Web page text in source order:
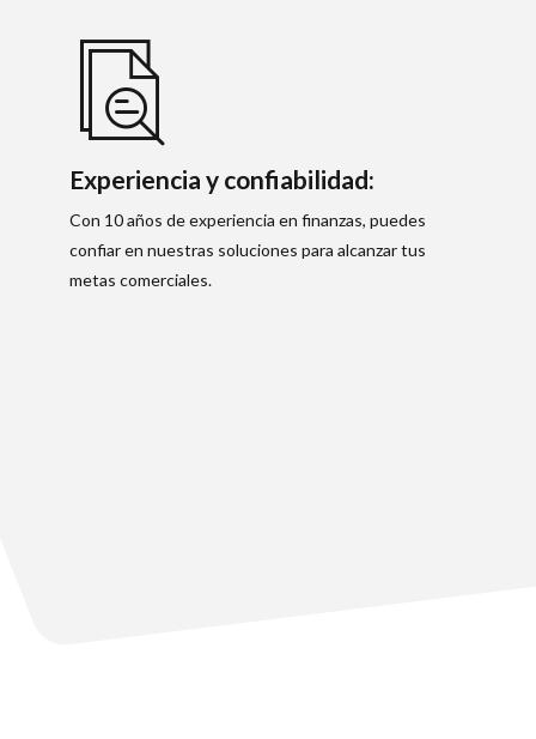
Experiencia y confiabilidad:
Con 10 años de experiencia en finanzas, puedes
confiar en nuestras soluciones para alcanzar tus
metas comerciales.